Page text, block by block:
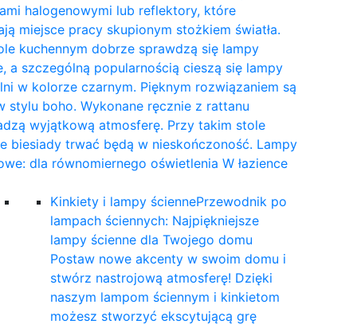
halogenowymi lub reflektory, które
miejsce pracy skupionym stożkiem światła.
kuchennym dobrze sprawdzą się lampy
a szczególną popularnością cieszą się lampy
w kolorze czarnym. Pięknym rozwiązaniem są
stylu boho. Wykonane ręcznie z rattanu
wyjątkową atmosferę. Przy takim stole
biesiady trwać będą w nieskończoność. Lampy
dla równomiernego oświetlenia W łazience
Kinkiety i lampy ściennePrzewodnik po
lampach ściennych: Najpiękniejsze
lampy ścienne dla Twojego domu
Postaw nowe akcenty w swoim domu i
stwórz nastrojową atmosferę! Dzięki
naszym lampom ściennym i kinkietom
możesz stworzyć ekscytującą grę